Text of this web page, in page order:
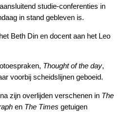
studie-conferenties in
in stand gebleven is.
Beth Din en docent aan het Leo
Thought of the day,
voorbij scheidslijnen geboeid.
zijn overlijden verschenen in The
en The Times getuigen